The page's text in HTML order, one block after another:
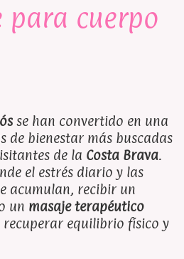
para cuerpo
se han convertido en una
de bienestar más buscadas
de la Costa Brava.
el estrés diario y las
acumulan, recibir un
un masaje terapéutico
recuperar equilibrio físico y